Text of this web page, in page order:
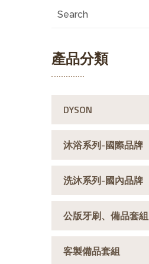
產品分類
DYSON
沐浴系列-國際品牌
洗沐系列-國內品牌
公版牙刷、備品套組
客製備品套組